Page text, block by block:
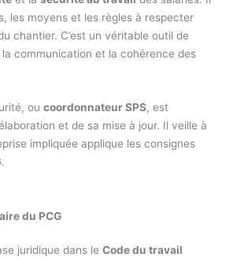
les moyens et les règles à respecter
chantier. C’est un véritable outil de
communication et la cohérence des
oucoordonnateur SPS, est
et de sa mise à jour. Il veille à
impliquée applique les consignes
du PCG
juridique dans leCode du travail